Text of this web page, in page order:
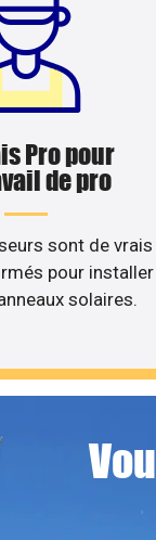
Pro pour
de pro
sont de vrais
pour
solaires.